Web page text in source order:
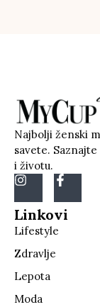
Najbolji ženski
savete.
i životu.
Linkovi
Lifestyle
Zdravlje
Lepota
Moda